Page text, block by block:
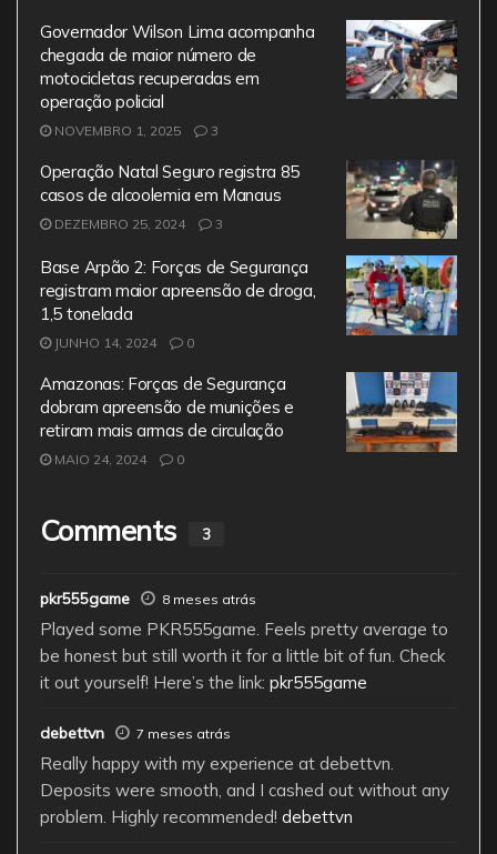
Governador Wilson Lima acompanha
chegada de maior número de
motocicletas recuperadas em
operação policial
NOVEMBRO 1, 2025 3
Operação Natal Seguro registra 85
casos de alcoolemia em Manaus
DEZEMBRO 25, 2024 3
Base Arpão 2: Forças de Segurança
registram maior apreensão de droga,
1,5 tonelada
JUNHO 14, 2024 0
Amazonas: Forças de Segurança
dobram apreensão de munições e
retiram mais armas de circulação
MAIO 24, 2024 0
Comments 3
pkr555game 8 meses atrás
Played some PKR555game. Feels pretty average to
be honest but still worth it for a little bit of fun. Check
it out yourself! Here’s the link: pkr555game
debettvn 7 meses atrás
Really happy with my experience at debettvn.
Deposits were smooth, and I cashed out without any
problem. Highly recommended! debettvn